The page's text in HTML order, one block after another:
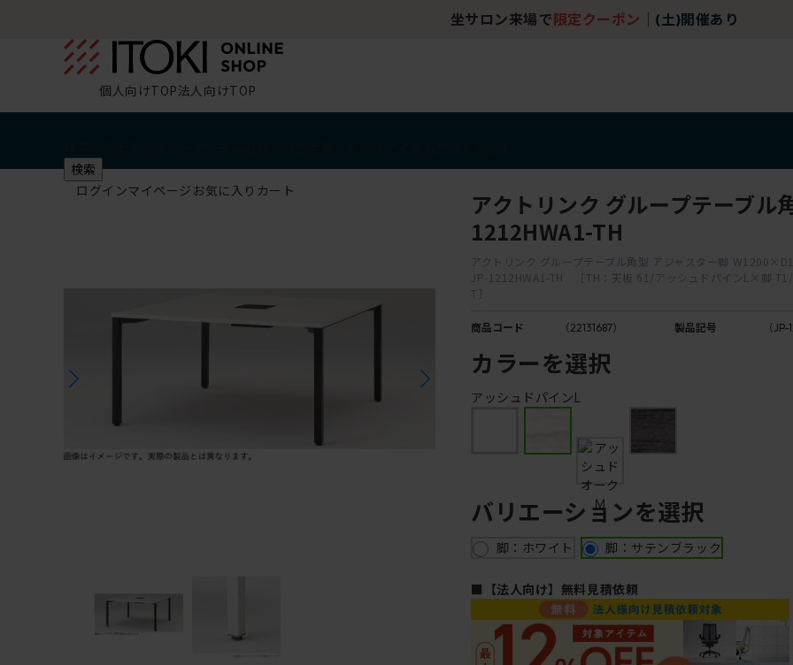
坐サロン来場で 限定クーポン (土)開催あり
個人向けTOP法人向けTOP
検索
ログインマイページ お気に入り カート
アクトリンク グループテーブル
1212HWA1-TH
アクトリンク グループテーブル角型 アジャスター脚
JP-1212HWA1-TH ［TH：天板 61/アッシュドパインL×脚
T］
商品コード （22131687） 製品記号 （
カラーを選択
アッシュドパインL
バリエーションを選択
脚：ホワイト 脚：サテンブラック
■【法人向け】無料見積依頼